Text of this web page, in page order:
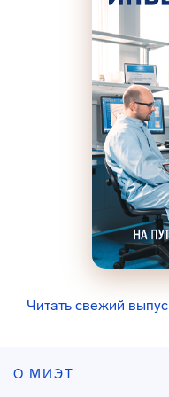
Читать свежий
О МИЭТ